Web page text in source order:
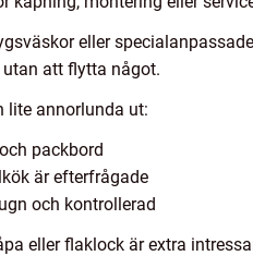
eller
utan att flytta något.
lite annorlunda ut:
packbord
är efterfrågade
och kontrollerad
eller flaklock är extra